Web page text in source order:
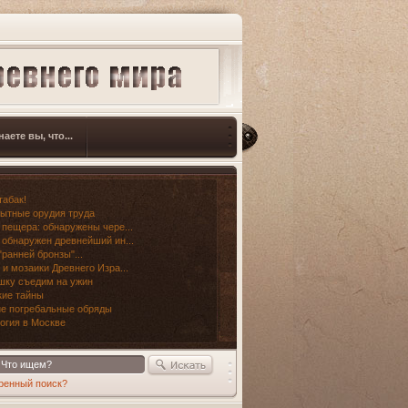
вы, что...
орудия труда
пещера: обнаружены чере...
древнейший ин...
бронзы"...
мозаики Древнего Изра...
съедим на ужин
тайны
погребальные обряды
в Москве
поиск?